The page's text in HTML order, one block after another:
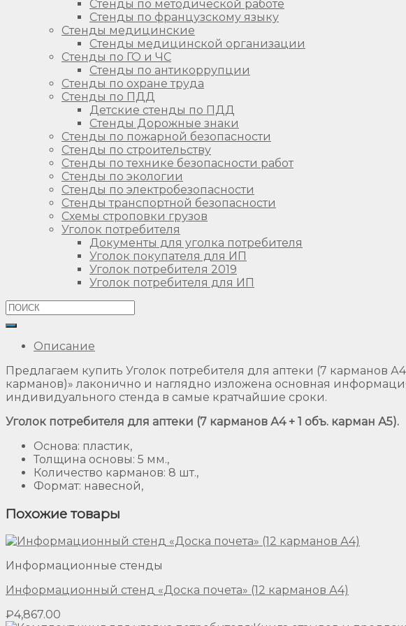
Стенды по методической работе
Стенды по французскому языку
Стенды медицинские
Стенды медицинской организации
Стенды по ГО и ЧС
Стенды по антикоррупции
Стенды по охране труда
Стенды по ПДД
Детские стенды по ПДД
Стенды Дорожные знаки
Стенды по пожарной безопасности
Стенды по строительству
Стенды по технике безопасности работ
Стенды по экологии
Стенды по электробезопасности
Стенды транспортной безопасности
Схемы строповки грузов
Уголок потребителя
Документы для уголка потребителя
Уголок покупателя для ИП
Уголок потребителя 2019
Уголок потребителя для ИП
Описание
Предлагаем купить Уголок потребителя для аптеки (7 карманов
карманов)» лаконично и наглядно изложена основная
индивидуального стенда в самые кратчайшие сроки.
Уголок потребителя для аптеки (7 карманов А4 + 1 объ. карман А5).
Основа: пластик,
Толщина основы: 5 мм.,
Количество карманов: 8 шт.,
Формат: навесной,
Похожие товары
Информационные стенды
Информационный стенд «Доска почета» (12 карманов А4)
₽4,867.00